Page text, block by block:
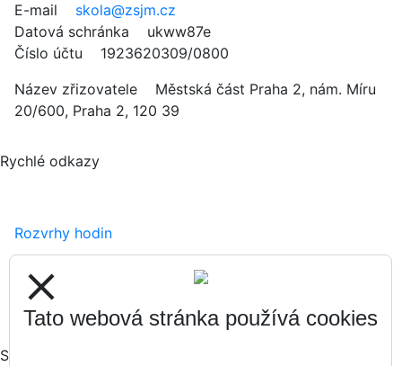
E-mail skola@zsjm.cz
Datová schránka ukww87e
Číslo účtu 1923620309/0800
Název zřizovatele Městská část Praha 2, nám. Míru
20/600, Praha 2, 120 39
Rychlé odkazy
Rozvrhy hodin
Zápisy
Formuláře ke stažení
Sociální sítě
close
Tato webová stránka používá cookies